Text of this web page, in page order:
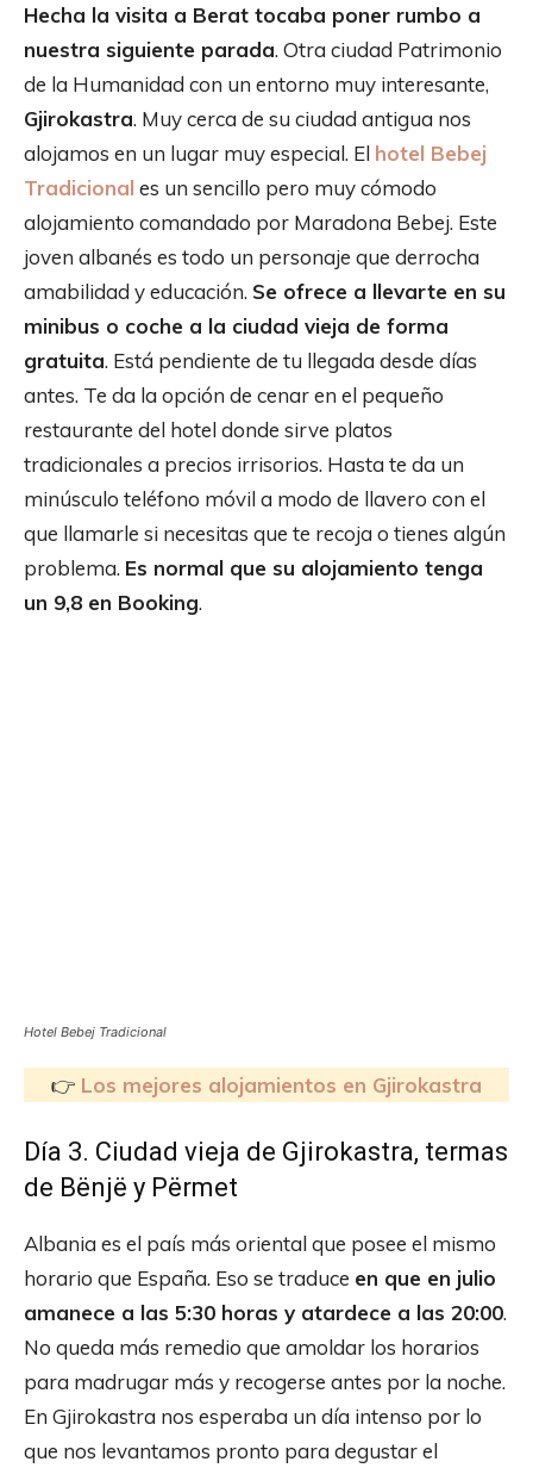
Hecha la visita a Berat tocaba poner rumbo a
nuestra siguiente parada. Otra ciudad Patrimonio
de la Humanidad con un entorno muy interesante,
Gjirokastra. Muy cerca de su ciudad antigua nos
alojamos en un lugar muy especial. El hotel Bebej
Tradicional es un sencillo pero muy cómodo
alojamiento comandado por Maradona Bebej. Este
joven albanés es todo un personaje que derrocha
amabilidad y educación. Se ofrece a llevarte en su
minibus o coche a la ciudad vieja de forma
gratuita. Está pendiente de tu llegada desde días
antes. Te da la opción de cenar en el pequeño
restaurante del hotel donde sirve platos
tradicionales a precios irrisorios. Hasta te da un
minúsculo teléfono móvil a modo de llavero con el
que llamarle si necesitas que te recoja o tienes algún
problema. Es normal que su alojamiento tenga
un 9,8 en Booking.
Hotel Bebej Tradicional
👉 Los mejores alojamientos en Gjirokastra
Día 3. Ciudad vieja de Gjirokastra, termas
de Bënjë y Përmet
Albania es el país más oriental que posee el mismo
horario que España. Eso se traduce en que en julio
amanece a las 5:30 horas y atardece a las 20:00.
No queda más remedio que amoldar los horarios
para madrugar más y recogerse antes por la noche.
En Gjirokastra nos esperaba un día intenso por lo
que nos levantamos pronto para degustar el